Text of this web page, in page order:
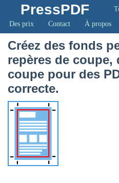
PressPDF
Des prix
Contact À propos
Créez des fonds
repères de coupe,
coupe pour des
correcte.